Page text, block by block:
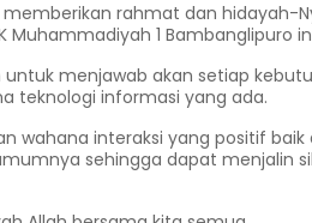
memberikan rahmat dan hidayah-
1 Bambanglipuro
menjawab akan setiap
teknologi informasi yang ada.
wahana interaksi yang positif
sehingga dapat menjalin
nyaman